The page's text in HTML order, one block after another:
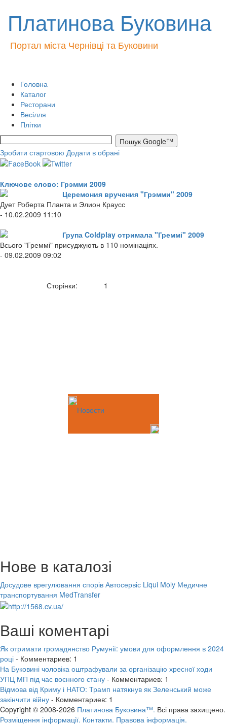
Платинова Буковина
Портал міста Чернівці та Буковини
Головна
Каталог
Ресторани
Весілля
Плітки
Зробити стартовою Додати в обрані
Ключове слово: Грэмми 2009
Церемония вручения "Грэмми" 2009
Дует Роберта Планта и Элион Краусс
- 10.02.2009 11:10
Група Coldplay отримала "Греммі" 2009
Всього "Греммі" присуджують в 110 номінаціях.
- 09.02.2009 09:02
Сторінки: 1
Новости
Нове в каталозі
Досудове врегулювання спорів Автосервіс Liqui Moly Медичне
транспортування MedTransfer
Ваші коментарі
Як отримати громадянство Румунії: умови для оформлення в 2024
році - Комментариев: 1
На Буковині чоловіка оштрафували за організацію хресної ходи
УПЦ МП під час воєнного стану - Комментариев: 1
Відмова від Криму і НАТО: Трамп натякнув як Зеленський може
закінчити війну - Комментариев: 1
Copyright © 2008-2026 Платинова Буковина™. Всі права захищено.
Розміщення інформації. Контакти. Правова інформація.